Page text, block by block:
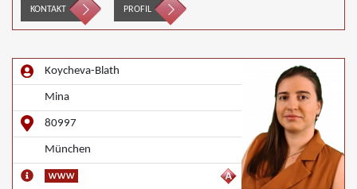
KONTAKT PROFIL
Koycheva-Blath
Mina
80997
München